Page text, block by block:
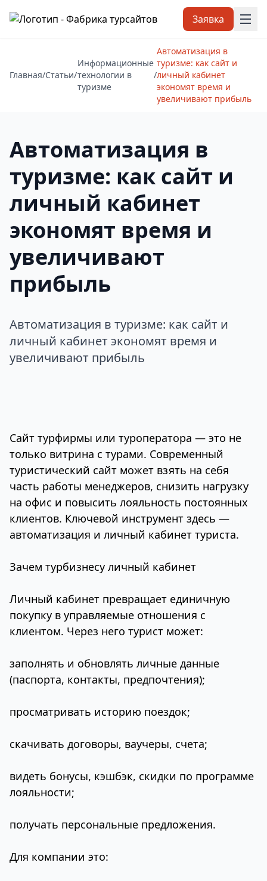
Заявка
Главная/Статьи/
Информационные
технологии в
туризме
/
Автоматизация в
туризме: как сайт и
личный кабинет
экономят время и
увеличивают прибыль
Автоматизация в
туризме: как сайт и
личный кабинет
экономят время и
увеличивают
прибыль
Автоматизация в туризме: как сайт и
личный кабинет экономят время и
увеличивают прибыль
Сайт турфирмы или туроператора — это не
только витрина с турами. Современный
туристический сайт может взять на себя
часть работы менеджеров, снизить нагрузку
на офис и повысить лояльность постоянных
клиентов. Ключевой инструмент здесь —
автоматизация и личный кабинет туриста.
Зачем турбизнесу личный кабинет
Личный кабинет превращает единичную
покупку в управляемые отношения с
клиентом. Через него турист может:
заполнять и обновлять личные данные
(паспорта, контакты, предпочтения);
просматривать историю поездок;
скачивать договоры, ваучеры, счета;
видеть бонусы, кэшбэк, скидки по программе
лояльности;
получать персональные предложения.
Для компании это: